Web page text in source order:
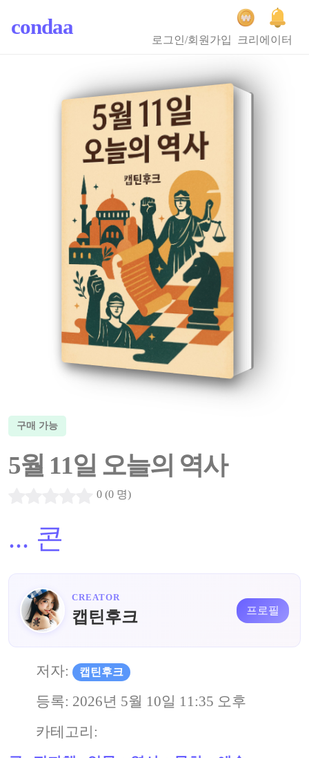
condaa
로그인/회원가입 크리에이터
구매 가능
5월 11일 오늘의 역사
0 (0 명)
... 콘
CREATOR
캡틴후크 프로필
저자: 캡틴후크
등록: 2026년 5월 10일 11:35 오후
카테고리: